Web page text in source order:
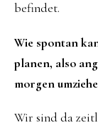
befindet.
Wie spontan
planen, also
morgen
Wir sind da